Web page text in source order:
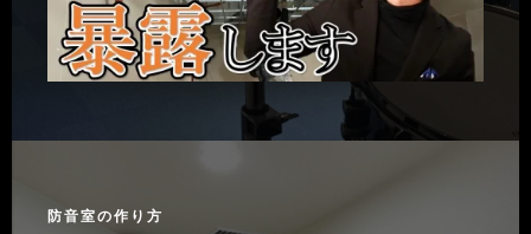
防音室の作り方